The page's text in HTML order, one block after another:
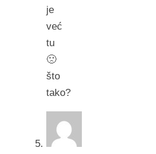
je
već
tu
🙁
što
tako?